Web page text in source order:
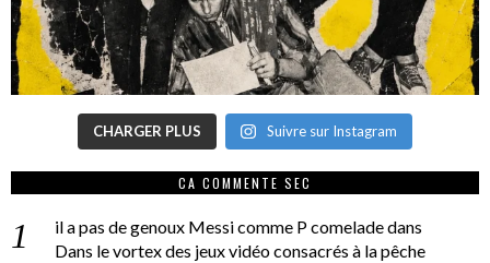
CHARGER PLUS Suivre sur Instagram
CA COMMENTE SEC
il a pas de genoux Messi comme P comeladedans
Dans le vortex des jeux vidéo consacrés à la pêche